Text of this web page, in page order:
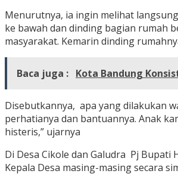
Menurutnya, ia ingin melihat
ke bawah dan dinding bagian rumah
masyarakat. Kemarin dinding
Baca juga : Kota Bandung
Disebutkannya, apa yang dilakukan
perhatianya dan bantuannya. Anak
histeris,” ujarnya
Di Desa Cikole dan Galudra Pj
Kepala Desa masing-masing secara